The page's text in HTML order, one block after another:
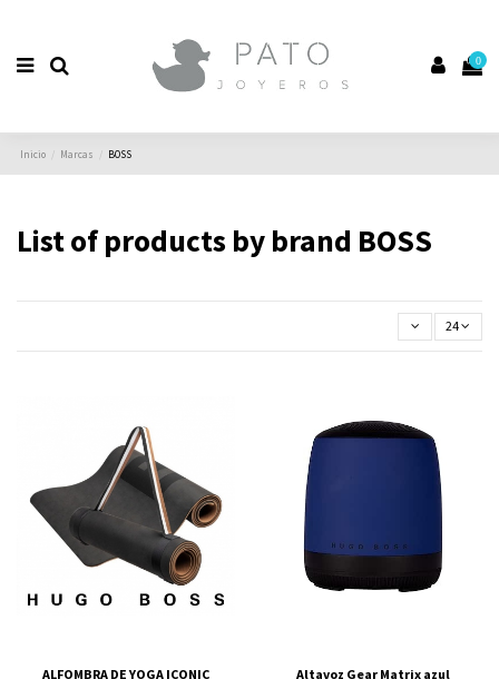
0
Inicio Marcas BOSS
List of products by brand BOSS
24
ALFOMBRA DE YOGA ICONIC
Altavoz Gear Matrix azul